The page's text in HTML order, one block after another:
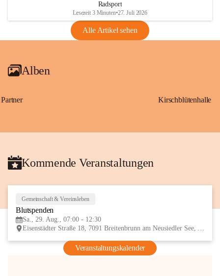
VBl. EU Nr. 18_2026
Radsport
Lesezeit 3 Minuten•27. Juli 2026
Alle Artikel sehen
Alben
Partner Kirschblütenhalle
Kommende Veranstaltungen
Gemeinschaft & Vereinsleben
Blutspenden
Sa., 29. Aug., 07:00 - 12:30
Eisenstädter Straße 18, 7091 Breitenbrunn am Neusiedler See, AUT
Veranstaltungskalender